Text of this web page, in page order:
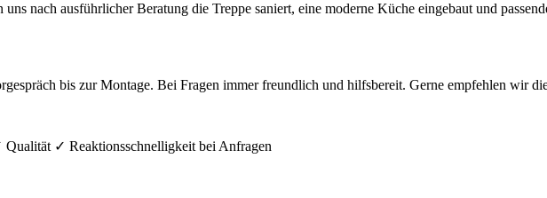
nach ausführlicher Beratung die Treppe saniert, eine moderne Küche eingebaut und
bis zur Montage. Bei Fragen immer freundlich und hilfsbereit. Gerne empfehlen wir
✓ Reaktionsschnelligkeit bei Anfragen